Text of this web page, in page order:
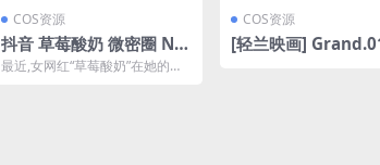
COS资源
抖音 草莓酸奶 微密圈 NO.
012期 【18P】(抖音草莓
最近,女网红“草莓酸奶”在她的抖
COS资源
[轻兰映画]